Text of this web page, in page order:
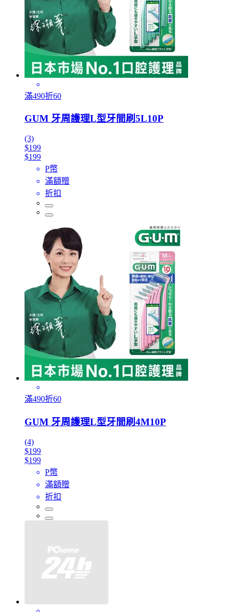
滿490折60
GUM 牙周護理L型牙間刷5L10P
(3)
$199
$199
P幣
滿額贈
折扣
滿490折60
GUM 牙周護理L型牙間刷4M10P
(4)
$199
$199
P幣
滿額贈
折扣